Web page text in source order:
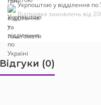
Укрпоштою у відділення по
Відправка замовлень від
Відгуки (0)